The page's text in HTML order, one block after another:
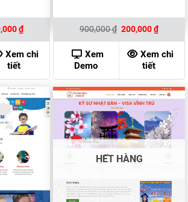
₫.
₫Giá
hiện
tại
là:
200,000 ₫.
Xem chi
tiết
900,000₫ Giá
là:
900,000 ₫.
200,000₫Giá
hiện
tại
là:
Xem
Demo
Xem chi
tiết
HẾT HÀNG